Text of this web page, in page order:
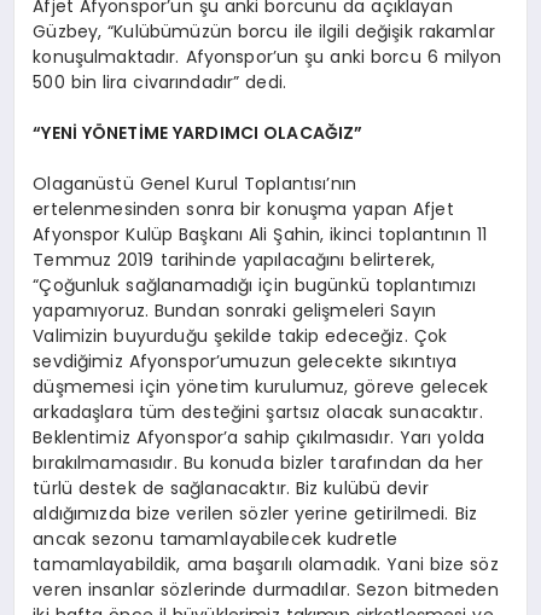
Afjet Afyonspor’un şu anki borcunu da açıklayan
Güzbey, “Kulübümüzün borcu ile ilgili değişik rakamlar
konuşulmaktadır. Afyonspor’un şu anki borcu 6 milyon
500 bin lira civarındadır” dedi.
“YENİ YÖNETİME YARDIMCI OLACAĞIZ”
Olaganüstü Genel Kurul Toplantısı’nın
ertelenmesinden sonra bir konuşma yapan Afjet
Afyonspor Kulüp Başkanı Ali Şahin, ikinci toplantının 11
Temmuz 2019 tarihinde yapılacağını belirterek,
“Çoğunluk sağlanamadığı için bugünkü toplantımızı
yapamıyoruz. Bundan sonraki gelişmeleri Sayın
Valimizin buyurduğu şekilde takip edeceğiz. Çok
sevdiğimiz Afyonspor’umuzun gelecekte sıkıntıya
düşmemesi için yönetim kurulumuz, göreve gelecek
arkadaşlara tüm desteğini şartsız olacak sunacaktır.
Beklentimiz Afyonspor’a sahip çıkılmasıdır. Yarı yolda
bırakılmamasıdır. Bu konuda bizler tarafından da her
türlü destek de sağlanacaktır. Biz kulübü devir
aldığımızda bize verilen sözler yerine getirilmedi. Biz
ancak sezonu tamamlayabilecek kudretle
tamamlayabildik, ama başarılı olamadık. Yani bize söz
veren insanlar sözlerinde durmadılar. Sezon bitmeden